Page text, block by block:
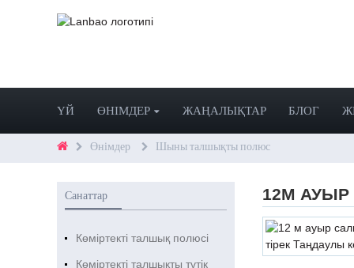
ҮЙ ӨНІМДЕР ЖАҢАЛЫҚТАР БЛОГ
Өнімдер Шыны талшықты полюс
Санаттар
Көміртекті талшық полюсі
Көміртекті талшықты түтік
12М